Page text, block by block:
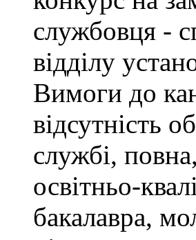
службовця -
відділу
Вимоги до
відсутність
службі,
освітньо-
бакалавра,